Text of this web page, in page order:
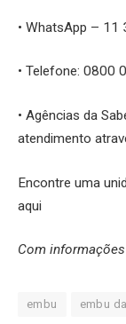
• WhatsApp –
• Telefone: 0800
• Agências da
atendimento
Encontre uma
aqui
Com
embu embu